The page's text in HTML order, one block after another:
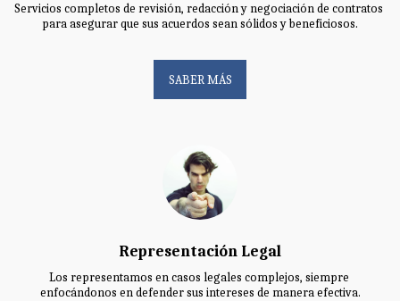
Servicios completos de revisión, redacción y negociación de contratos
para asegurar que sus acuerdos sean sólidos y beneficiosos.
SABER MÁS
Representación Legal
Los representamos en casos legales complejos, siempre
enfocándonos en defender sus intereses de manera efectiva.